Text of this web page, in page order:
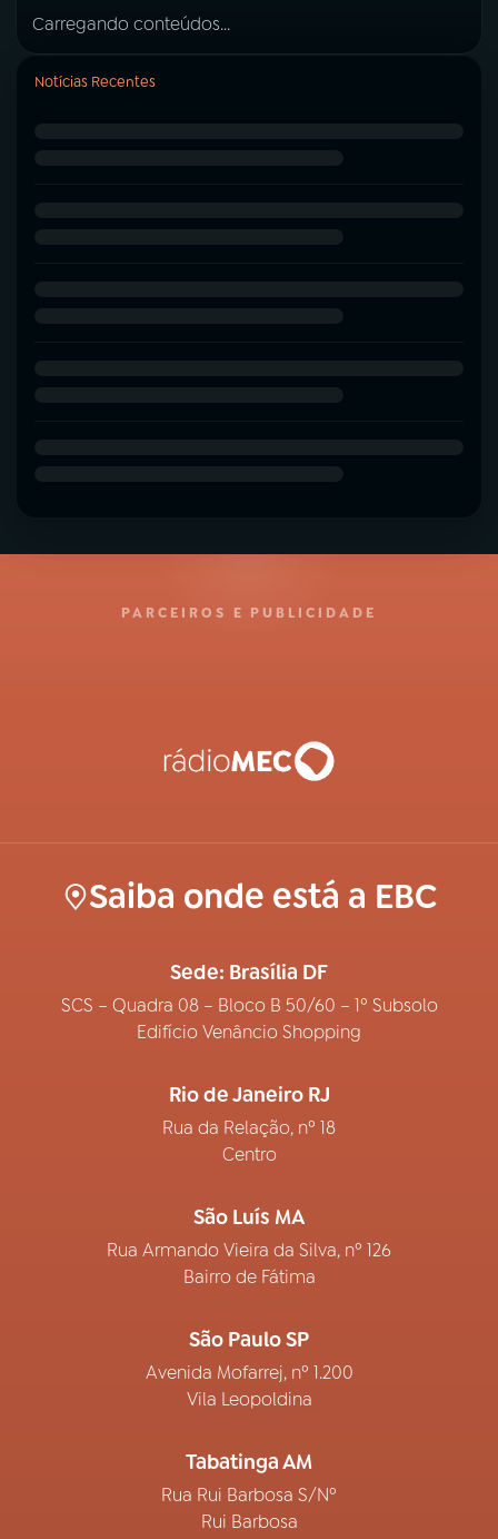
Carregando conteúdos...
Notícias Recentes
PARCEIROS E PUBLICIDADE
Saiba onde está a EBC
Sede: Brasília DF
SCS – Quadra 08 – Bloco B 50/60 – 1º Subsolo
Edifício Venâncio Shopping
Rio de Janeiro RJ
Rua da Relação, nº 18
Centro
São Luís MA
Rua Armando Vieira da Silva, nº 126
Bairro de Fátima
São Paulo SP
Avenida Mofarrej, nº 1.200
Vila Leopoldina
Tabatinga AM
Rua Rui Barbosa S/Nº
Rui Barbosa